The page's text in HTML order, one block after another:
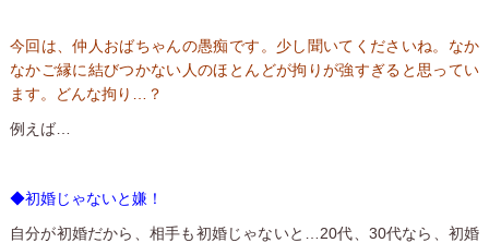
今回は、仲人おばちゃんの愚痴です。少し聞いてくださいね。なか
なかご縁に結びつかない人のほとんどが拘りが強すぎると思ってい
ます。どんな拘り…？
例えば…
◆初婚じゃないと嫌！
自分が初婚だから、相手も初婚じゃないと…20代、30代なら、初婚